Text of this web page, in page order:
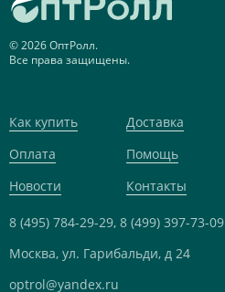
© 2026 ОптРолл.
Все права защищены.
Как купить
Доставка
Оплата
Помощь
Новости
Контакты
8 (495) 784-29-29, 8 (499) 397-73-09
Москва, ул. Гарибальди, д 24
optrol@yandex.ru